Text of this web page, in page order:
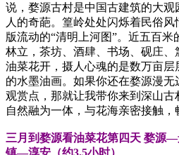
说，婺源古村是中国古建筑的大
人的奇葩。篁岭处处闪烁着民俗
版流动的“清明上河图”。近五百米
林立，茶坊、酒肆、书场、砚庄、
油菜花开，摄人心魂的是数万亩
的水墨油画。如果你还在婺源漫
观赏点，那就让我带你来到深山
自然融为一体，与花海亲密接触，
三月到婺源看油菜花第四天 婺源—
镇—淳安（约3.5小时）